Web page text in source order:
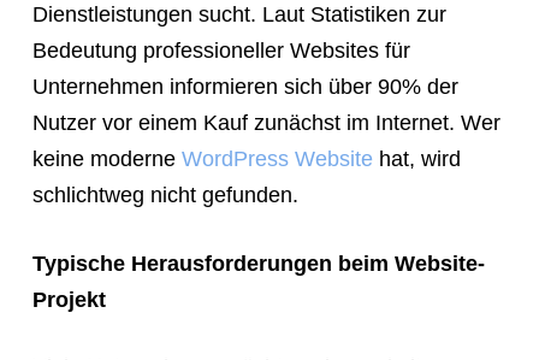
Dienstleistungen sucht. Laut Statistiken zur
Bedeutung professioneller Websites für
Unternehmen informieren sich über 90% der
Nutzer vor einem Kauf zunächst im Internet. Wer
keine moderne WordPress Websitehat, wird
schlichtweg nicht gefunden.
Typische Herausforderungen beim Website-
Projekt